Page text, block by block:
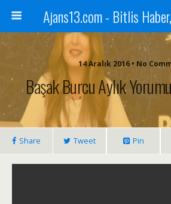
14 Aralık 2016 • No
Başak Burcu Aylık
Share Tweet Pin